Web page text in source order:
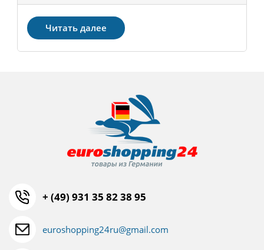
Читать далее
+ (49) 931 35 82 38 95
euroshopping24ru@gmail.com